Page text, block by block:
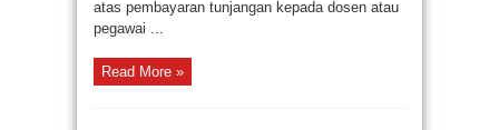
atas pembayaran tunjangan kepada dosen atau
pegawai ...
Read More »